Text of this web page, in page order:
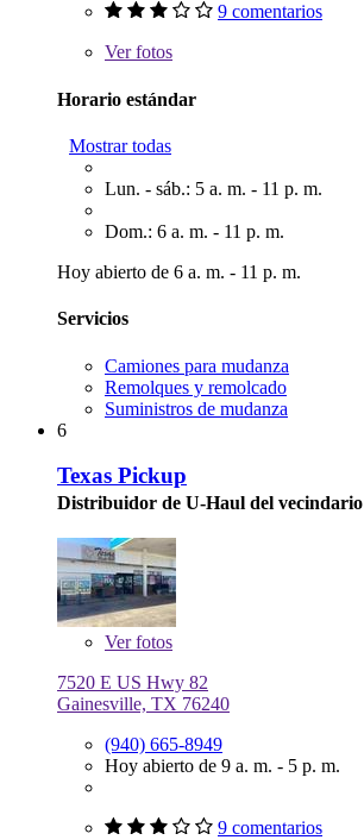
9 comentarios
Verfotos
Horario estándar
Mostrar todas
Lun. - sáb.: 5 a. m. - 11 p. m.
Dom.: 6 a. m. - 11 p. m.
Hoy abierto de 6 a. m. - 11 p. m.
Servicios
Camiones para mudanza
Remolques y remolcado
Suministros de mudanza
6
Texas Pickup
Distribuidor de U-Haul del vecindario
Verfotos
7520 E US Hwy 82
Gainesville, TX 76240
(940) 665-8949
Hoy abierto de 9 a. m. - 5 p. m.
9 comentarios